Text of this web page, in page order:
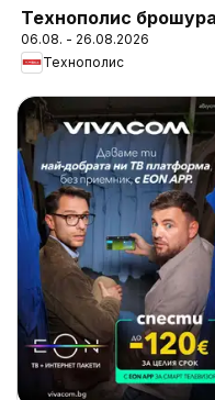
Технополис брошура
06.08. - 26.08.2026
Технополис